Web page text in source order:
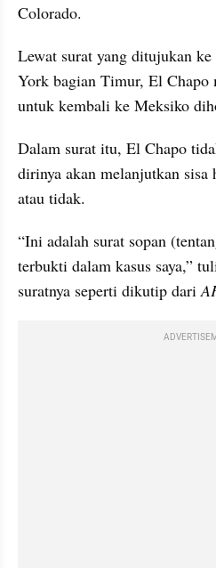
Colorado.
Lewat surat yang ditujukan
York bagian Timur, El Chapo
untuk kembali ke Meksiko
Dalam surat itu, El Chapo
dirinya akan melanjutkan
atau tidak.
“Ini adalah surat sopan
terbukti dalam kasus saya,”
suratnya seperti dikutip dari